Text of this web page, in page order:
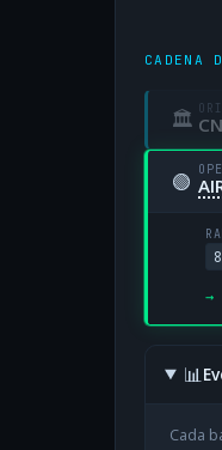
CADENA
🏛
🟢
→
📊
Cada